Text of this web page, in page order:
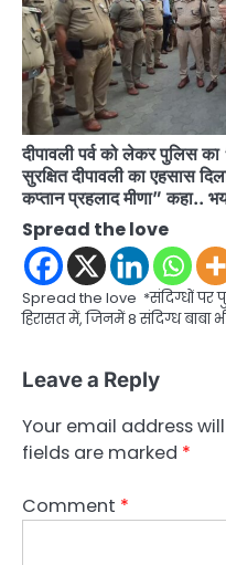
दीपावली पर्व को लेकर पुलिस
सुरक्षित दीपावली का एहसास
कप्तान प्रहलाद मीणा” कहा..
Spread the love
Spread the love *संदिग्धों पर
हिरासत में, जिनमें 8 संदिग्ध बाबा
Leave a Reply
Your email address
fields are marked *
Comment *